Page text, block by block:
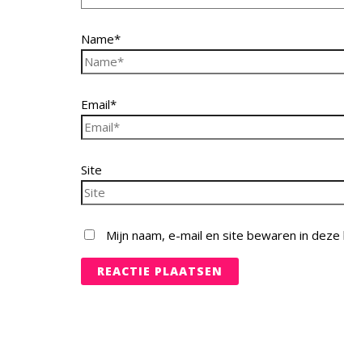
Name*
Email*
Site
Mijn naam, e-mail en site bewaren in